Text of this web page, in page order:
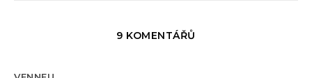
9 KOMENTÁŘŮ